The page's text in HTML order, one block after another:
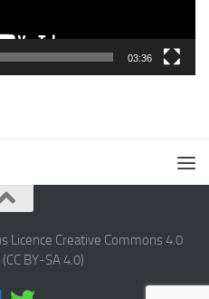
03:36
Licence Creative Commons 4.0
BY-SA 4.0)